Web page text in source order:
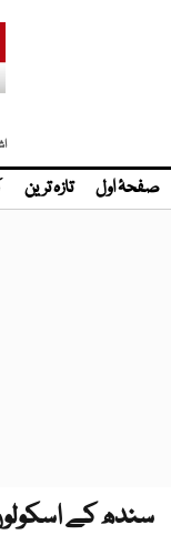
صفحۂ اول تازہ ترین
سندھ کے